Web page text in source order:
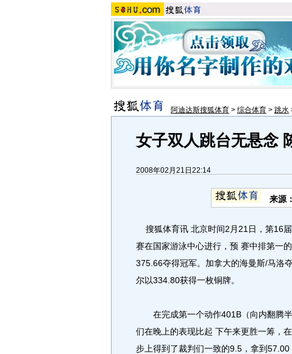
阿迪达斯搜狐体育 > 综合体育 > 跳水
女子双人跳台无悬念
2008年02月21日22:14
来源
搜狐体育讯 北京时间2月21日，第16
赛在国家游泳中心进行，预 赛中排第一
375.66夺得冠军。加拿大的海曼斯/马洛
尔以334.80获得一枚铜牌。
在完成第一个动作401B（向内翻腾半
们在晚上的表现比起 下午来更胜一筹，
步上得到了裁判们一致的9.5，拿到